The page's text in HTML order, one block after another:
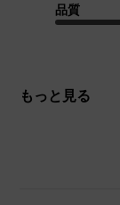
品質
もっと見る